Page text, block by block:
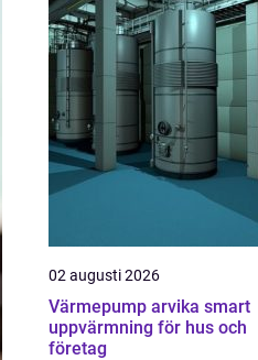
02 augusti 2026
Värmepump arvika smart
uppvärmning för hus och
företag